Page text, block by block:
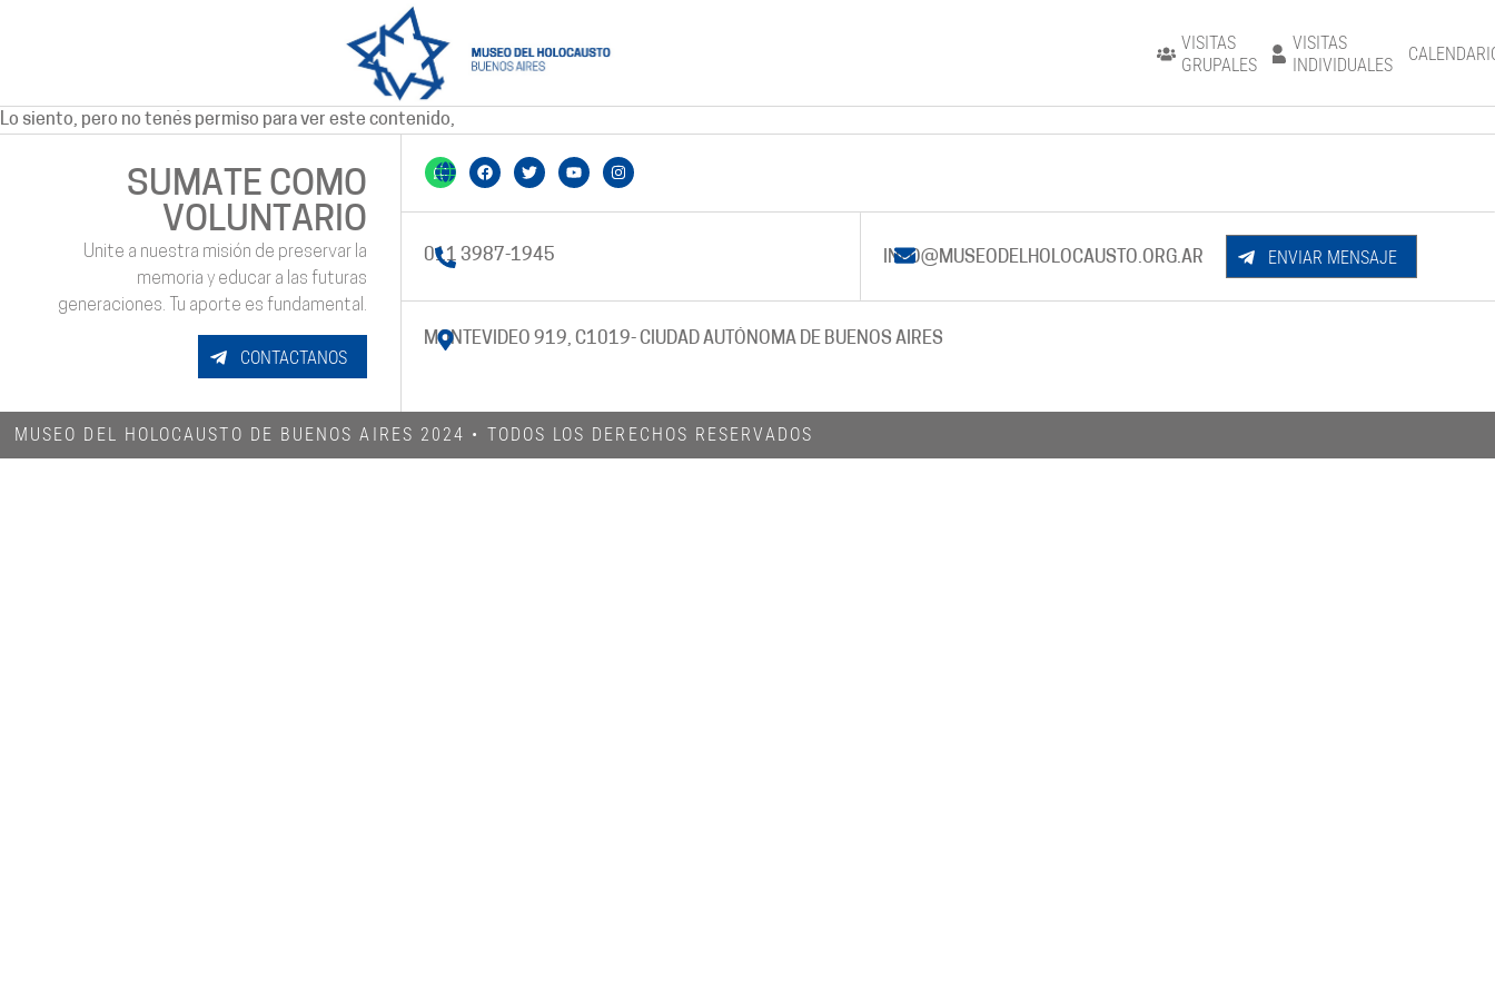
VISITAS
GRUPALES
VISITAS
INDIVIDUALES
Lo siento, pero no tenés permiso para ver este contenido,
SUMATE COMO
VOLUNTARIO
Unite a nuestra misión de preservar la
memoria y educar a las futuras
generaciones. Tu aporte es fundamental.
CONTACTANOS
011 3987-1945 INFO@MUSEODELHOLOCAUSTO.ORG.AR ENVIAR MENSAJE
MONTEVIDEO 919, C1019- CIUDAD AUTÓNOMA DE BUENOS AIRES
MUSEO DEL HOLOCAUSTO DE BUENOS AIRES 2024​ • TODOS LOS DERECHOS RESERVADOS